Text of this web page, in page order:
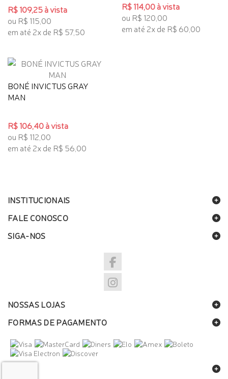
R$ 109,25 à vista
ou R$ 115,00
em até 2x de R$ 57,50
R$ 114,00 à vista
ou R$ 120,00
em até 2x de R$ 60,00
BONÉ INVICTUS GRAY
MAN
R$ 106,40 à vista
ou R$ 112,00
em até 2x de R$ 56,00
INSTITUCIONAIS
FALE CONOSCO
SIGA-NOS
NOSSAS LOJAS
FORMAS DE PAGAMENTO